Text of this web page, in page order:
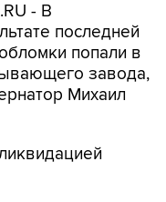
- В
последней
попали в
завода,
Михаил